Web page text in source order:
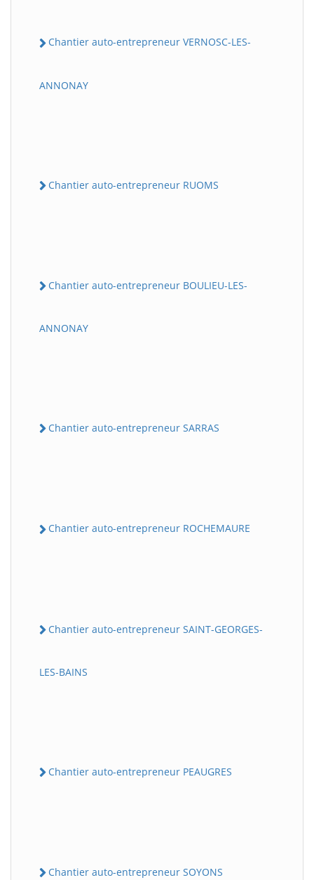
Chantier auto-entrepreneur VERNOSC-LES-
ANNONAY
Chantier auto-entrepreneur RUOMS
Chantier auto-entrepreneur BOULIEU-LES-
ANNONAY
Chantier auto-entrepreneur SARRAS
Chantier auto-entrepreneur ROCHEMAURE
Chantier auto-entrepreneur SAINT-GEORGES-
LES-BAINS
Chantier auto-entrepreneur PEAUGRES
Chantier auto-entrepreneur SOYONS